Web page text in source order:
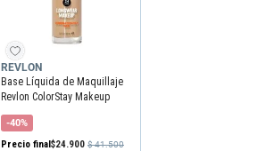
REVLON
Base Líquida de Maquillaje
Revlon ColorStay Makeup
Combination Oily Skin Spf 15
x 30 ml
-40%
Precio final$24.900 $41.500